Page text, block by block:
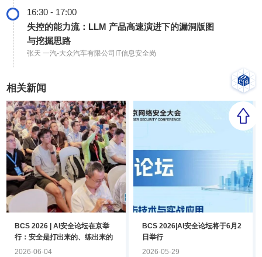
16:30 - 17:00
失控的能力流：LLM 产品高速演进下的漏洞版图
与挖掘思路
张天 一汽-大众汽车有限公司IT信息安全岗
相关新闻
BCS 2026 | AI安全论坛在京举
行：安全是打出来的、练出来的
2026-06-04
BCS 2026|AI安全论坛将于6月2
日举行
2026-05-29